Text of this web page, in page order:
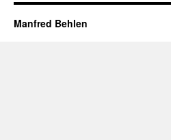
Manfred Behlen